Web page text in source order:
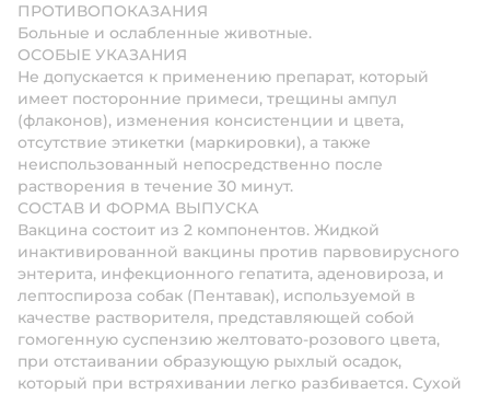
ПРОТИВОПОКАЗАНИЯ
Больные и ослабленные животные.
ОСОБЫЕ УКАЗАНИЯ
Не допускается к применению препарат, который
имеет посторонние примеси, трещины ампул
(флаконов), изменения консистенции и цвета,
отсутствие этикетки (маркировки), а также
неиспользованный непосредственно после
растворения в течение 30 минут.
СОСТАВ И ФОРМА ВЫПУСКА
Вакцина состоит из 2 компонентов. Жидкой
инактивированной вакцины против парвовирусного
энтерита, инфекционного гепатита, аденовироза, и
лептоспироза собак (Пентавак), используемой в
качестве растворителя, представляющей собой
гомогенную суспензию желтовато-розового цвета,
при отстаивании образующую рыхлый осадок,
который при встряхивании легко разбивается. Сухой